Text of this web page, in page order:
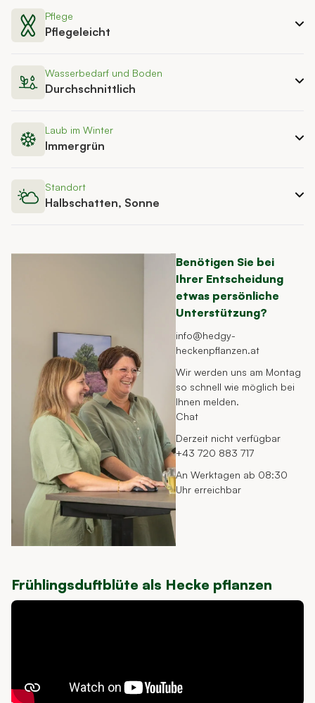
Pflege
Pflegeleicht
Wasserbedarf und Boden
Durchschnittlich
Laub im Winter
Immergrün
Standort
Halbschatten, Sonne
Benötigen Sie bei
Ihrer Entscheidung
etwas persönliche
Unterstützung?
info@hedgy-
heckenpflanzen.at
Wir werden uns am Montag
so schnell wie möglich bei
Ihnen melden.
Chat
Derzeit nicht verfügbar
+43 720 883 717
An Werktagen ab 08:30
Uhr erreichbar
Frühlingsduftblüte als Hecke pflanzen